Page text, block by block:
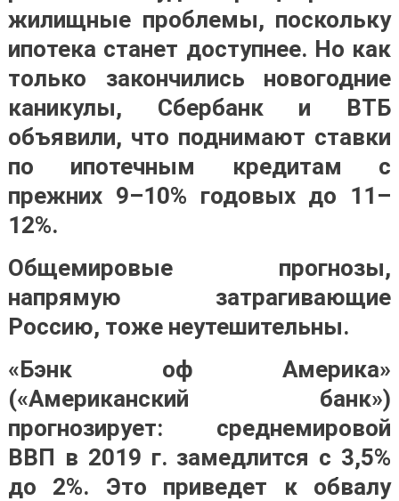
жилищные проблемы, поскольку
ипотека станет доступнее. Но как
только закончились новогодние
каникулы, Сбербанк и ВТБ
объявили, что поднимают ставки
по ипотечным кредитам с
прежних 9–10% годовых до 11–
12%.
Общемировые прогнозы,
напрямую затрагивающие
Россию, тоже неутешительны.
«Бэнк оф Америка»
(«Американский банк»)
прогнозирует: среднемировой
ВВП в 2019 г. замедлится с 3,5%
до 2%. Это приведет к обвалу